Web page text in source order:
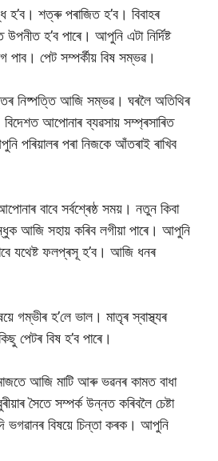
হ’ব। শত্ৰু পৰাজিত হ’ব। বিবাহৰ
হ’ব পাৰে। আপুনি এটা নিৰ্দিষ্ট
পাব। পেট সম্পৰ্কীয় বিষ সম্ভৱ।
নিষ্পত্তি আজি সম্ভৱ। ঘৰলৈ অতিথিৰ
আপোনাৰ ব্যৱসায় সম্প্ৰসাৰিত
পৰিয়ালৰ পৰা নিজকে আঁতৰাই ৰাখিব
বাবে সৰ্বশ্ৰেষ্ঠ সময়। নতুন কিবা
আজি সহায় কৰিব লগীয়া পাৰে। আপুনি
যথেষ্ট ফলপ্ৰসূ হ’ব। আজি ধনৰ
গম্ভীৰ হ’লে ভাল। মাতৃৰ স্বাস্থ্যৰ
পেটৰ বিষ হ’ব পাৰে।
আজি মাটি আৰু ভৱনৰ কামত বাধা
সৈতে সম্পৰ্ক উন্নত কৰিবলৈ চেষ্টা
ভগৱানৰ বিষয়ে চিন্তা কৰক। আপুনি